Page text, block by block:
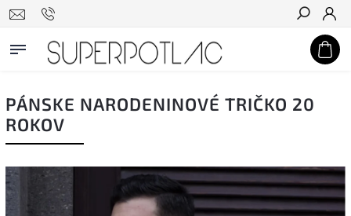
Hľadať
PÁNSKE NARODENINOVÉ TRIČKO 20
ROKOV